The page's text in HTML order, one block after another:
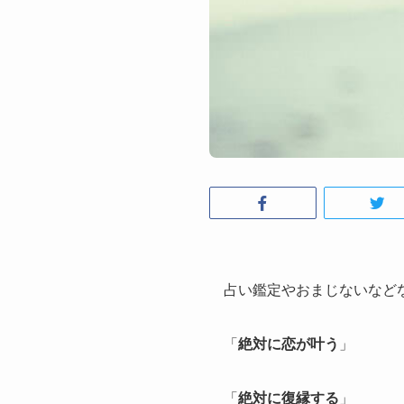
占い鑑定やおまじないな
「絶対に恋が叶う 」
「絶対に復縁する 」